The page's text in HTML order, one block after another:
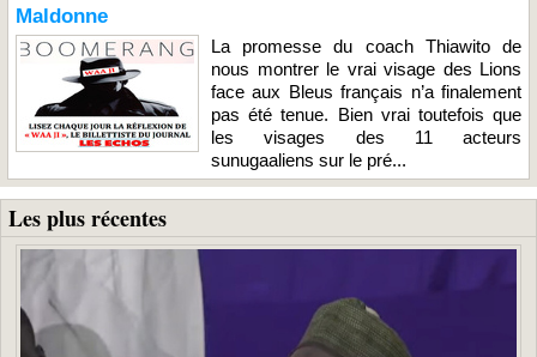
Maldonne
La promesse du coach Thiawito de
nous montrer le vrai visage des Lions
face aux Bleus français n’a finalement
pas été tenue. Bien vrai toutefois que
les visages des 11 acteurs
sunugaaliens sur le pré...
Les plus récentes